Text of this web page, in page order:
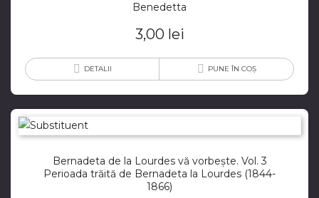
Benedetta
3,00 lei
DETALII PUNE ÎN COȘ
Bernadeta de la Lourdes vă vorbește. Vol. 3
Perioada trăită de Bernadeta la Lourdes (1844-
1866)